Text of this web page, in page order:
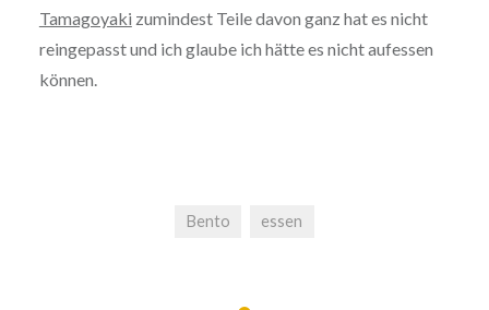
Tamagoyaki zumindest Teile davon ganz hat es nicht
reingepasst und ich glaube ich hätte es nicht aufessen
können.
Bento essen